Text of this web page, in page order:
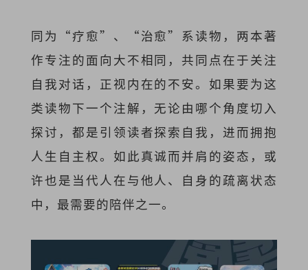
同为“疗愈”、“治愈”系读物，两本著
作专注的面向大不相同，共同点在于关注
自我对话，正视内在的不安。如果要为这
类读物下一个注解，无论由哪个角度切入
探讨，都是引领读者探索自我，进而拥抱
人生自主权。如此真诚而并肩的姿态，或
许也是当代人在与他人、自身的疏离状态
中，最需要的陪伴之一。